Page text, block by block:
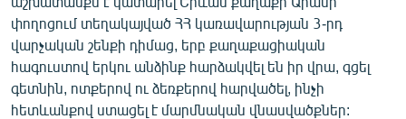
Русский
ՀԵՏԵՎԵՔ ՄԵԶ
փողոցում տեղակայված ՀՀ կառավարության 3-րդ
վարչական շենքի դիմաց, երբ քաղաքացիական
հագուստով երկու անձինք հարձակվել են իր վրա, գցել
գետնին, ոտքերով ու ձեռքերով հարվածել, ինչի
հետևանքով ստացել է մարմնական վնասվածքներ: